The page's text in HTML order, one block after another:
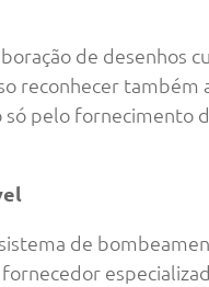
de desenhos
reconhecer também
só pelo
de